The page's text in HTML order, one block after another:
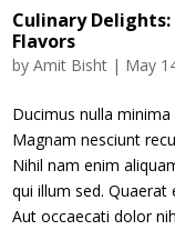
Culinary Delights:
Flavors
byAmit Bisht | May
Ducimus nulla
Magnam nesciunt
Nihil nam enim
qui illum sed.
Aut occaecati dolor